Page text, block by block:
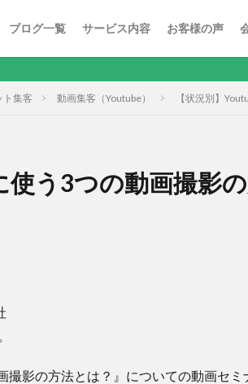
ブログ一覧 サービス内容 お客様の声
ト集客 動画集客（Youtube） 【状況別】
使う3つの動画撮影
影の方法とは？』についての動画セミ